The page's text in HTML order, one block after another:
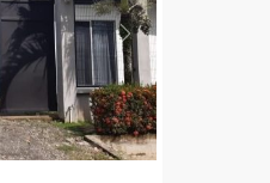
Next